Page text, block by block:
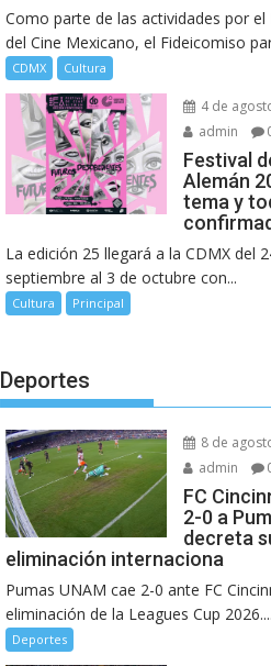
Como parte de las actividades por el
del Cine Mexicano, el Fideicomiso
CDMX Cultura
4 de
admin
Festival
Alemán
tema y
La edición 25 llegará a la CDMX del
septiembre al 3 de octubre con...
Cultura Principal
Deportes
8 de
admin
FC
2-0 a
decreta
eliminación internaciona
Pumas UNAM cae 2-0 ante FC
eliminación de la Leagues Cup 2026....
Deportes